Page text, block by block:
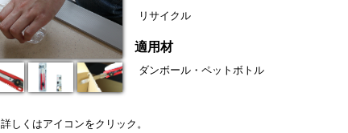
リサイクル
適用材
ダンボール・ペットボトル
詳しくはアイコンをクリック。